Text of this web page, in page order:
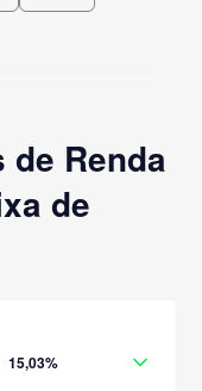
de Renda
de
15,03%